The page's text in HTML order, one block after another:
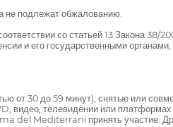
не подлежат обжалованию.
со статьей 13 Закона 38/
и его государственными органами,
от 30 до 59 минут), снятые или
видео, телевидении или платформах
del Mediterrani принять участие.